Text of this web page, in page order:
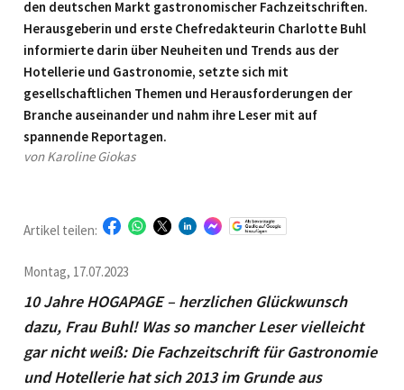
den deutschen Markt gastronomischer Fachzeitschriften.
Herausgeberin und erste Chefredakteurin Charlotte Buhl
informierte darin über Neuheiten und Trends aus der
Hotellerie und Gastronomie, setzte sich mit
gesellschaftlichen Themen und Herausforderungen der
Branche auseinander und nahm ihre Leser mit auf
spannende Reportagen.
von Karoline Giokas
Montag, 17.07.2023
Artikel teilen:
10 Jahre HOGAPAGE – herzlichen Glückwunsch
dazu, Frau Buhl! Was so mancher Leser vielleicht
gar nicht weiß: Die Fachzeitschrift für Gastronomie
und Hotellerie hat sich 2013 im Grunde aus